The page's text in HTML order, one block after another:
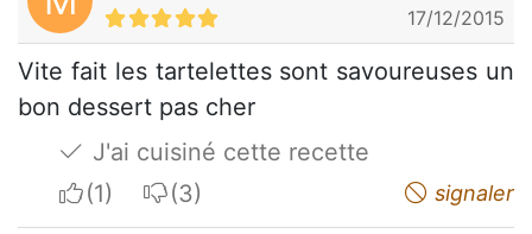
17/12/2015
Vite fait les tartelettes sont savoureuses un
bon dessert pas cher
J'ai cuisiné cette recette
I apreciateI do not appreciate signaler